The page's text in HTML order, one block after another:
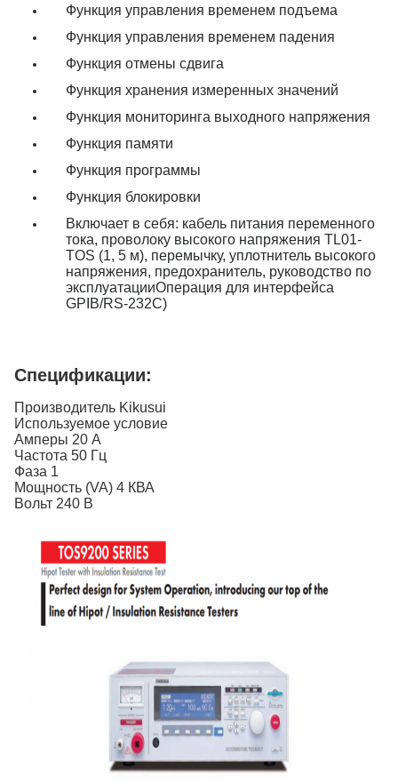
Функция управления временем подъема
Функция управления временем падения
Функция отмены сдвига
Функция хранения измеренных значений
Функция мониторинга выходного напряжения
Функция памяти
Функция программы
Функция блокировки
Включает в себя: кабель питания переменного
тока, проволоку высокого напряжения TL01-
TOS (1, 5 м), перемычку, уплотнитель высокого
напряжения, предохранитель, руководство по
эксплуатацииОперация для интерфейса
GPIB/RS-232C)
Спецификации:
Производитель Kikusui
Используемое условие
Амперы 20 А
Частота 50 Гц
Фаза 1
Мощность (VA) 4 КВА
Вольт 240 В